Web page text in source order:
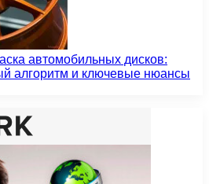
автомобильных дисков:
алгоритм и ключевые нюансы